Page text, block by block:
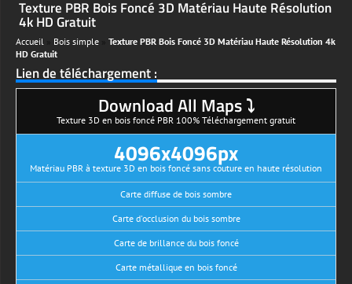
Texture PBR Bois Foncé 3D Matériau Haute Résolution
4k HD Gratuit
Accueil Bois simple
Texture PBR Bois Foncé 3D Matériau Haute Résolution 4k
HD Gratuit
Lien de téléchargement :
Download All Maps ⤵
Texture 3D en bois foncé PBR 100% Téléchargement gratuit
4096x4096px
Matériau PBR à texture 3D en bois foncé sans couture en haute résolution
Carte diffuse de bois sombre
Carte d'occlusion du bois sombre
Carte de brillance du bois foncé
Carte métallique en bois foncé